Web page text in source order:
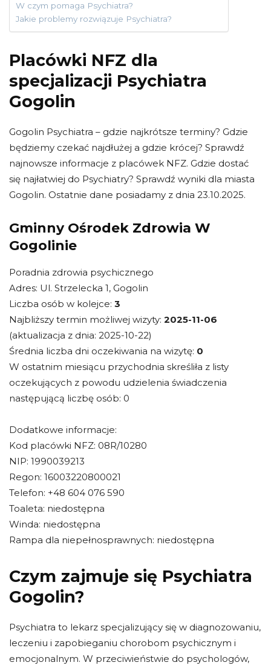
W czym pomaga Psychiatra?
Jakie problemy rozwiązuje Psychiatra?
Placówki NFZ dla
specjalizacji Psychiatra
Gogolin
Gogolin Psychiatra – gdzie najkrótsze terminy? Gdzie
będziemy czekać najdłużej a gdzie krócej? Sprawdź
najnowsze informacje z placówek NFZ. Gdzie dostać
się najłatwiej do Psychiatry? Sprawdź wyniki dla miasta
Gogolin. Ostatnie dane posiadamy z dnia 23.10.2025.
Gminny Ośrodek Zdrowia W
Gogolinie
Poradnia zdrowia psychicznego
Adres: Ul. Strzelecka 1, Gogolin
Liczba osób w kolejce: 3
Najbliższy termin możliwej wizyty: 2025-11-06
(aktualizacja z dnia: 2025-10-22)
Średnia liczba dni oczekiwania na wizytę: 0
W ostatnim miesiącu przychodnia skreśliła z listy
oczekujących z powodu udzielenia świadczenia
następującą liczbę osób: 0
Dodatkowe informacje:
Kod placówki NFZ: 08R/10280
NIP: 1990039213
Regon: 16003220800021
Telefon: +48 604 076 590
Toaleta: niedostępna
Winda: niedostępna
Rampa dla niepełnosprawnych: niedostępna
Czym zajmuje się Psychiatra
Gogolin?
Psychiatra to lekarz specjalizujący się w diagnozowaniu,
leczeniu i zapobieganiu chorobom psychicznym i
emocjonalnym. W przeciwieństwie do psychologów,